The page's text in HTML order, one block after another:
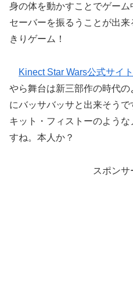
身の体を動かすことでゲー
セーバーを振るうことが出
きりゲーム！
Kinect Star Wars公式サイト
やら舞台は新三部作の時代
にバッサバッサと出来そうで
キット・フィストーのよう
すね。本人か？
スポンサ